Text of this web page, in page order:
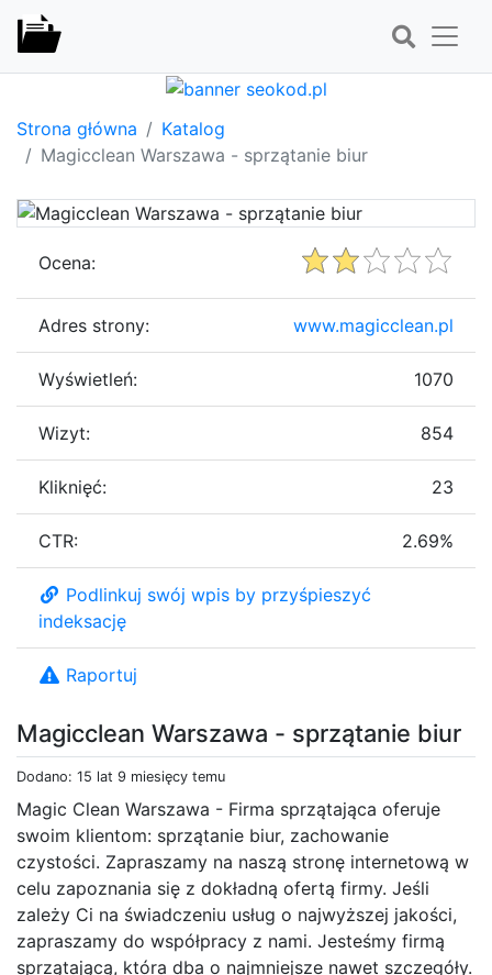
Strona główna
Katalog
Magicclean Warszawa - sprzątanie biur
Magicclean Warszawa - sprzątanie biur
Dodano: 15 lat 9 miesięcy temu
Magic Clean Warszawa - Firma sprzątająca oferuje
swoim klientom: sprzątanie biur, zachowanie
czystości. Zapraszamy na naszą stronę internetową w
celu zapoznania się z dokładną ofertą firmy. Jeśli
zależy Ci na świadczeniu usług o najwyższej jakości,
zapraszamy do współpracy z nami. Jesteśmy firmą
sprzątającą, która dba o najmniejsze nawet szczegóły.
Ocena:
Adres strony: www.magicclean.pl
Wyświetleń: 1070
Wizyt: 854
Kliknięć: 23
CTR: 2.69%
Podlinkuj swój wpis by przyśpieszyć
indeksację
Raportuj